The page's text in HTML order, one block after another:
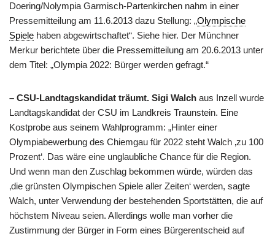
Doering/Nolympia Garmisch-Partenkirchen nahm in einer
Pressemitteilung am 11.6.2013 dazu Stellung: „Olympische
Spiele haben abgewirtschaftet“. Siehe hier. Der Münchner
Merkur berichtete über die Pressemitteilung am 20.6.2013 unter
dem Titel: „Olympia 2022: Bürger werden gefragt.“
– CSU-Landtagskandidat träumt. Sigi Walch aus Inzell wurde
Landtagskandidat der CSU im Landkreis Traunstein. Eine
Kostprobe aus seinem Wahlprogramm: „Hinter einer
Olympiabewerbung des Chiemgau für 2022 steht Walch ‚zu 100
Prozent‘. Das wäre eine unglaubliche Chance für die Region.
Und wenn man den Zuschlag bekommen würde, würden das
‚die grünsten Olympischen Spiele aller Zeiten‘ werden, sagte
Walch, unter Verwendung der bestehenden Sportstätten, die auf
höchstem Niveau seien. Allerdings wolle man vorher die
Zustimmung der Bürger in Form eines Bürgerentscheid auf